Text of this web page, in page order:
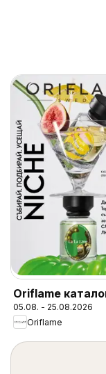
Oriflame
05.08. - 25.08.2026
Oriflame